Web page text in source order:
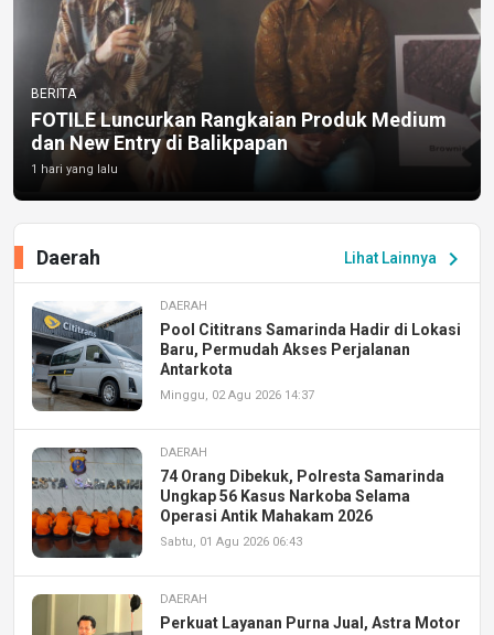
BERITA
FOTILE Luncurkan Rangkaian Produk Medium
dan New Entry di Balikpapan
1 hari yang lalu
Lihat Lainnya chevron_right
Daerah
DAERAH
Pool Cititrans Samarinda Hadir di Lokasi
Baru, Permudah Akses Perjalanan
Antarkota
Minggu, 02 Agu 2026 14:37
DAERAH
74 Orang Dibekuk, Polresta Samarinda
Ungkap 56 Kasus Narkoba Selama
Operasi Antik Mahakam 2026
Sabtu, 01 Agu 2026 06:43
DAERAH
Perkuat Layanan Purna Jual, Astra Motor